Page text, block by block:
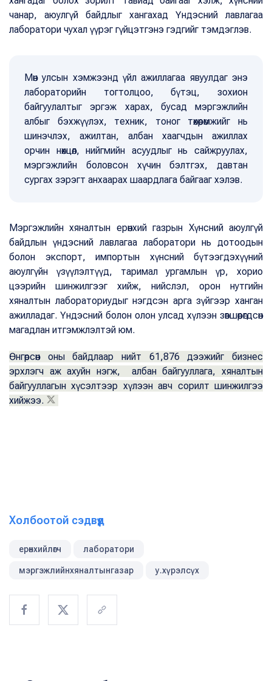
чанар, аюулгүй байдлыг хангахад Үндэсний лавлагаа
лаборатори чухал үүрэг гүйцэтгэнэ гэдгийг тэмдэглэв.
Мөн улсын хэмжээнд үйл ажиллагаа явуулдаг энэ
лабораторийн тогтолцоо, бүтэц, зохион
байгуулалтыг эргэж харах, бусад мэргэжлийн
албыг бэхжүүлэх, техник, тоног төхөөрөмжийг нь
шинэчлэх, ажилтан, албан хаагчдын ажиллах
орчин нөхцөл, нийгмийн асуудлыг нь сайжруулах,
мэргэжлийн боловсон хүчин бэлтгэх, давтан
сургах зэрэгт анхаарах шаардлага байгааг хэлэв.
Мэргэжлийн хяналтын ерөнхий газрын Хүнсний аюулгүй
байдлын үндэсний лавлагаа лаборатори нь дотоодын
болон экспорт, импортын хүнсний бүтээгдэхүүний
аюулгүйн үзүүлэлтүүд, таримал ургамлын үр, хорио
цээрийн шинжилгээг хийж, нийслэл, орон нутгийн
хяналтын лабораториудыг нэгдсэн арга зүйгээр ханган
ажилладаг. Үндэсний болон олон улсад хүлээн зөвшөөрөгдсөн
магадлан итгэмжлэлтэй юм.
Өнгөрсөн оны байдлаар нийт 61,876 дээжийг бизнес
эрхлэгч аж ахуйн нэгж, албан байгууллага, хяналтын
байгууллагын хүсэлтээр хүлээн авч сорилт шинжилгээ
хийжээ.
Холбоотой сэдвүүд
ерөнхийлөгч лаборатори
мэргэжлийнхяналтынгазар у.хүрэлсүх